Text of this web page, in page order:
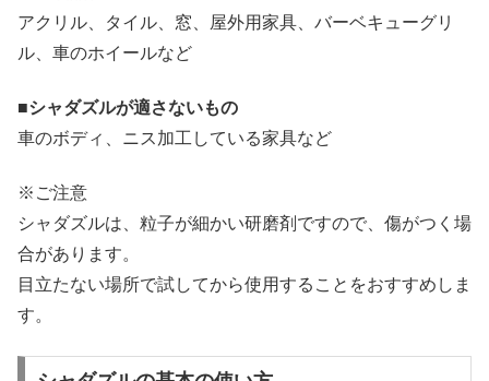
アクリル、タイル、窓、屋外用家具、バーベキューグリ
ル、車のホイールなど
■シャダズルが適さないもの
車のボディ、ニス加工している家具など
※ご注意
シャダズルは、粒子が細かい研磨剤ですので、傷がつく場
合があります。
目立たない場所で試してから使用することをおすすめしま
す。